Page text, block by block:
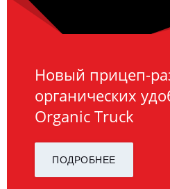
Новый прицеп-
органических
Organic Truck
ПОДРОБНЕЕ